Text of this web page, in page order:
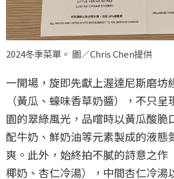
2024冬季菜單。 圖／Chris Chen提供
一開場，旋即先獻上渥達尼斯磨坊
（黃瓜、蠔味香草奶醬），不只
園的翠綠風光，品嚐時以黃瓜酸脆
配牛奶、鮮奶油等元素製成的液態
爽。此外，始終拍不膩的詩意之作
椰奶、杏仁冷湯），中間杏仁冷湯